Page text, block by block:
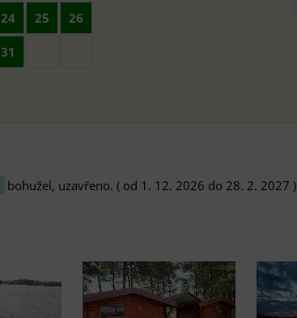
24 25 26
31
bohužel, uzavřeno. ( od 1. 12. 2026 do 28. 2. 2027 )